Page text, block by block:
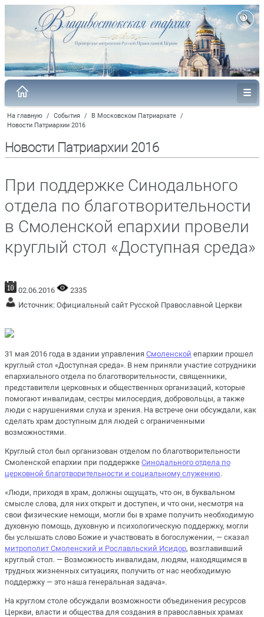
На главную / События / В Московском Патриархате /
Новости Патриархии 2016
Новости Патриархии 2016
При поддержке Синодального
отдела по благотворительности
в Смоленской епархии провели
круглый стол «Доступная среда»
02.06.2016
2335
Источник: Официальный сайт Русской Православной Церкви
31 мая 2016 года в здании управления Смоленской епархии прошел
круглый стол «Доступная среда». В нем приняли участие сотрудники
епархиального отдела по благотворительности, священники,
представители церковных и общественных организаций, которые
помогают инвалидам, сестры милосердия, добровольцы, а также
люди с нарушениями слуха и зрения. На встрече они обсуждали, как
сделать храм доступным для людей с ограниченными
возможностями.
Круглый стол был организован отделом по благотворительности
Смоленской епархии при поддержке Синодального отдела по
церковной благотворительности и социальному служению.
«Люди, приходя в храм, должны ощущать, что он, в буквальном
смысле слова, для них открыт и доступен, и что они, несмотря на
свои физические немощи, могли бы в храме получить необходимую
духовную помощь, духовную и психологическую поддержку, могли
бы услышать слово Божие и участвовать в богослужении, — сказал
митрополит Смоленский и Рославльский Исидор, возглавивший
круглый стол. — Возможность инвалидам, людям, находящимся в
трудных жизненных ситуациях, получить от нас необходимую
поддержку — это наша генеральная задача».
На круглом столе обсуждали возможности объединения ресурсов
Церкви, власти и общества для создания в православных храмах